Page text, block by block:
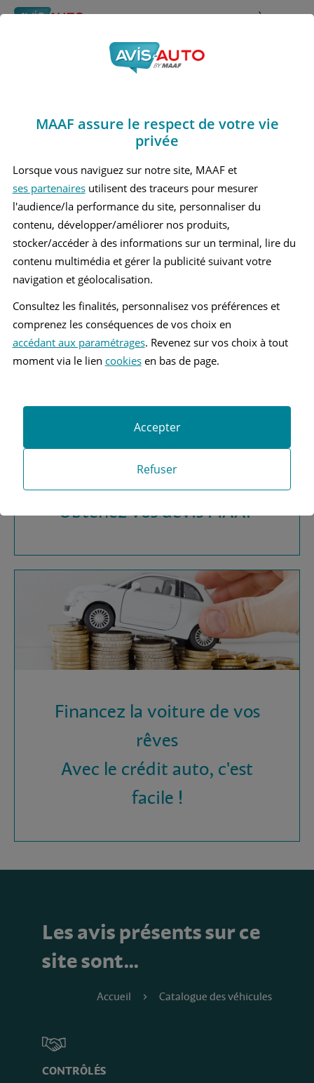
Rechercher À propos
Obtenir un devis d'assurance auto MAAF
Avis Mercedes benz
Marques>Mercedes benz > E270
MERCEDES BENZ E270 1 BREAK
MERCEDES BENZ E270 1 BERLINE
MERCEDES BENZ E270 2 BERLINE
MERCEDES BENZ E270 3 BERLINE
Vous recherchez une
Obtenez vos devis MAAF
Financez la voiture de vos
rêves
Avec le crédit auto, c'est
facile !
Les avis présents sur ce
site sont…
Accueil Catalogue des véhicules
CONTRÔLÉS
MAAF assure le respect de votre vie
privée
Lorsque vous naviguez sur notre site, MAAF et
ses partenairesutilisent des traceurs pour mesurer
l'audience/la performance du site, personnaliser du
contenu, développer/améliorer nos produits,
stocker/accéder à des informations sur un terminal, lire du
contenu multimédia et gérer la publicité suivant votre
navigation et géolocalisation.
Consultez les finalités, personnalisez vos préférences et
comprenez les conséquences de vos choix en
accédant aux paramétrages. Revenez sur vos choix à tout
moment via le lien cookiesen bas de page.
Refuser
Accepter